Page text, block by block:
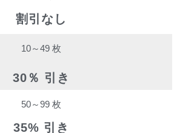
割引なし
10～49 枚
30％ 引き
50～99 枚
35% 引き